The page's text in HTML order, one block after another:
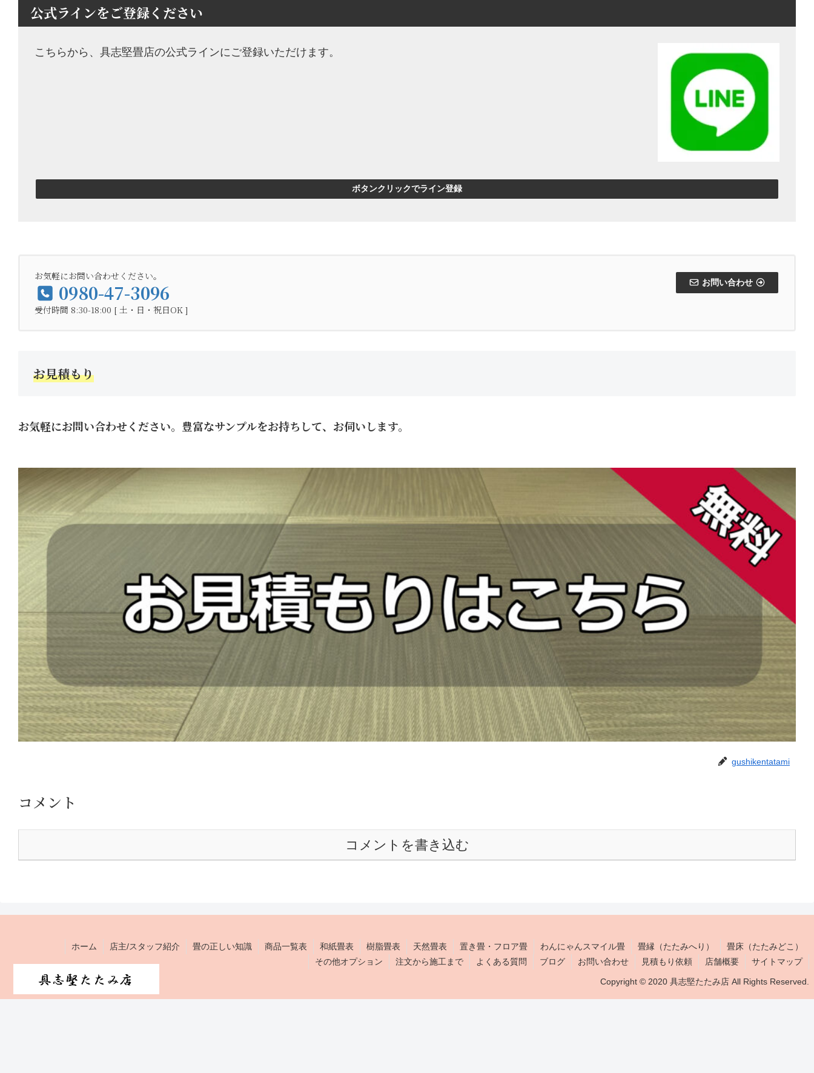
公式ラインをご登録ください
こちらから、具志堅畳店の公式ラインにご登録いただけます。
ボタンクリックでライン登録
お気軽にお問い合わせください。
0980-47-3096
受付時間 8:30-18:00 [ 土・日・祝日OK ]
お問い合わせ
お見積もり
お気軽にお問い合わせください。豊富なサンプルをお持ちして、お伺いします。
gushikentatami
コメント
コメントを書き込む
ホーム 店主/スタッフ紹介 畳の正しい知識 商品一覧表 和紙畳表 樹脂畳表 天然畳表 置き畳・フロア畳 わんにゃんスマイル畳 畳縁（たたみへり）
畳床（たたみどこ）
その他オプション
注文から施工まで よくある質問 ブログ お問い合わせ 見積もり依頼 店舗概要 サイトマップ
Copyright © 2020 具志堅たたみ店 All Rights Reserved.